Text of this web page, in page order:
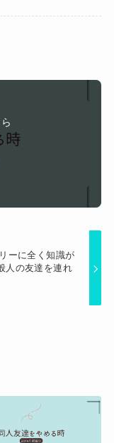
ケ斎藤は口封
かない飛行
プがはち切れ
ｗｗｗｗ
ーに全く知識が
人の友達を連れ